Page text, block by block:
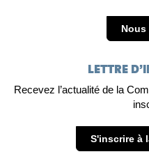
Nous
LETTRE
Recevez l’actualité de la
S'inscrire à